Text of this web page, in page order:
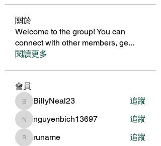
關於
Welcome to the group! You can
connect with other members, ge...
閱讀更多
會員
BillyNeal23
BillyNeal23 追蹤
nguyenbich13697
nguyenbich13697 追蹤
runameruname 追蹤